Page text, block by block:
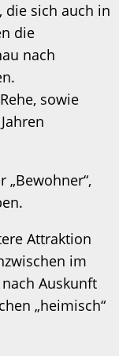
die sich auch in
die
nach
sowie
„Bewohner“,
Attraktion
im
Auskunft
„heimisch“